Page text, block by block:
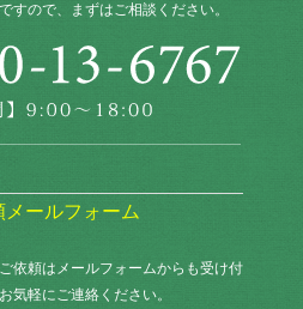
すので、まずはご相談ください。
メールフォーム
依頼はメールフォームからも受け付
気軽にご連絡ください。